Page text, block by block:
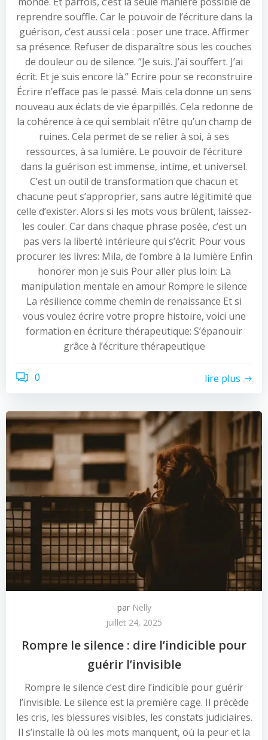
reprendre souffle. Car le pouvoir de l’écriture dans la
guérison, c’est aussi cela : poser une trace. Affirmer
sa présence. Refuser de disparaître sous les couches
de douleur ou de silence. “Je suis. J’ai souffert. J’ai
écrit. Et je suis encore là.” Ecrire pour se reconstruire
Écrire n’efface pas le passé. Mais cela donne un sens
nouveau aux éclats de vie éparpillés. Cela redonne de
la cohérence à ce qui semblait n’être qu’un champ de
ruines. Cela permet de se relier à soi, à ses
ressources, à sa lumière. Le pouvoir de l’écriture
dans la guérison est immense, intime, et universel.
C’est un outil de transformation que chacun et
chacune peut s’approprier, sans autre légitimité que
celle d’exister. Alors si les mots vous brûlent, laissez-
les couler. Car dans chaque phrase posée, c’est un
pas vers la liberté intérieure qui s’écrit. Pour vous
procurer les livres: Mila, de l’ombre à la lumière Enfin
honorer mon je suis Pour aller plus loin: La
manipulation mentale en amour Rompre le silence
La résilience comme chemin de renaissance Et si
vous voulez écrire votre propre histoire, voici une
formation en écriture thérapeutique: S’épanouir
grâce à l’écriture thérapeutique
0 lire plus
par Nelly
juillet 24, 2025
Rompre le silence : dire l’indicible pour
guérir l’invisible
Rompre le silence c’est dire l’indicible pour guérir
l’invisible. Le silence est la première cage. Il précède
les cris, les blessures visibles, les constats judiciaires.
Il s’installe là où les mots manquent, où la peur et la